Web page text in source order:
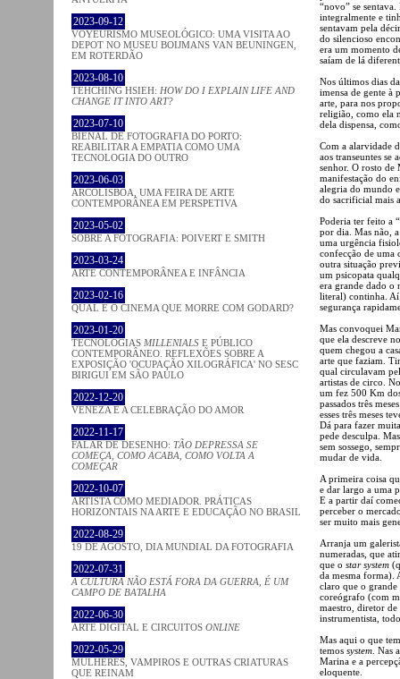
2023-09-12
VOYEURISMO MUSEOLÓGICO: UMA VISITA AO
DEPOT NO MUSEU BOIJMANS VAN BEUNINGEN,
EM ROTERDÃO
2023-08-10
TEHCHING HSIEH: HOW DO I EXPLAIN LIFE AND
CHANGE IT INTO ART?
2023-07-10
BIENAL DE FOTOGRAFIA DO PORTO:
REABILITAR A EMPATIA COMO UMA
TECNOLOGIA DO OUTRO
2023-06-03
ARCOLISBOA, UMA FEIRA DE ARTE
CONTEMPORÂNEA EM PERSPETIVA
2023-05-02
SOBRE A FOTOGRAFIA: POIVERT E SMITH
2023-03-24
ARTE CONTEMPORÂNEA E INFÂNCIA
2023-02-16
QUAL É O CINEMA QUE MORRE COM GODARD?
2023-01-20
TECNOLOGIAS MILLENIALS E PÚBLICO
CONTEMPORÂNEO. REFLEXÕES SOBRE A
EXPOSIÇÃO 'OCUPAÇÃO XILOGRÁFICA' NO SESC
BIRIGUI EM SÃO PAULO
2022-12-20
VENEZA E A CELEBRAÇÃO DO AMOR
2022-11-17
FALAR DE DESENHO: TÃO DEPRESSA SE
COMEÇA, COMO ACABA, COMO VOLTA A
COMEÇAR
2022-10-07
ARTISTA COMO MEDIADOR. PRÁTICAS
HORIZONTAIS NA ARTE E EDUCAÇÃO NO BRASIL
2022-08-29
19 DE AGOSTO, DIA MUNDIAL DA FOTOGRAFIA
2022-07-31
A CULTURA NÃO ESTÁ FORA DA GUERRA, É UM
CAMPO DE BATALHA
2022-06-30
ARTE DIGITAL E CIRCUITOS ONLINE
2022-05-29
MULHERES, VAMPIROS E OUTRAS CRIATURAS
QUE REINAM
“novo” se
integralmente e
sentavam pela
do silencioso
era um momento
saíam de lá
Nos últimos dias
imensa de gente à
arte, para nos
religião, como ela
dela dispensa,
Com a alarvidade
aos transeuntes se
senhor. O rosto de
manifestação do
alegria do mundo
do sacrificial mais
Poderia ter feito a
por dia. Mas não,
uma urgência
confecção de uma
outra situação
um psicopata
era grande dado o
literal) continha.
segurança
Mas convoquei
que ela descreve
quem chegou a
arte que faziam.
qual circulavam
artistas de circo.
um fez 500 Km
passados três
esses três meses
Dá para fazer
pede desculpa.
sem sossego,
mudar de vida.
A primeira coisa
e dar largo a uma
E a partir daí
perceber o
ser muito mais
Arranja um
numeradas, que
que o star system
da mesma forma).
claro que o grande
coreógrafo (com
maestro, diretor
instrumentista,
Mas aqui o que
temos system .
Marina e a
eloquente.